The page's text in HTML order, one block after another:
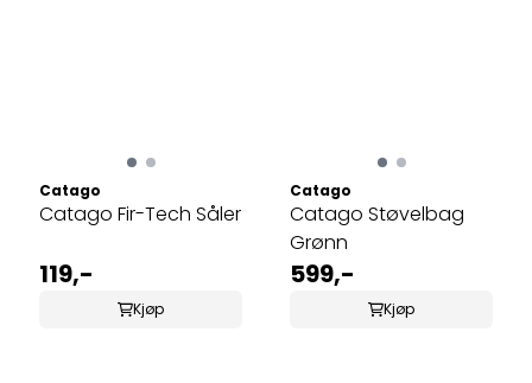
Catago
Catago Fir-Tech Såler
119,-
Kjøp
Catago
Catago Støvelbag
Grønn
599,-
Kjøp